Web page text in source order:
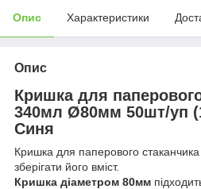
Опис Характеристики
Опис
Кришка для
340мл Ø80мм 50шт/уп
Синя
Кришка для паперового
зберігати його вміст.
Кришка діаметром 80мм